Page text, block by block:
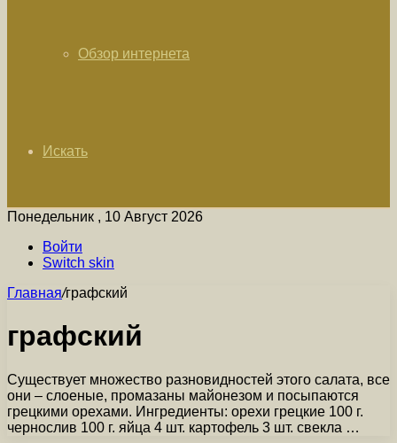
Обзор интернета
Искать
Понедельник , 10 Август 2026
Войти
Switch skin
Главная/графский
графский
Существует множество разновидностей этого салата, все
они – слоеные, промазаны майонезом и посыпаются
грецкими орехами. Ингредиенты: орехи грецкие 100 г.
чернослив 100 г. яйца 4 шт. картофель 3 шт. свекла …